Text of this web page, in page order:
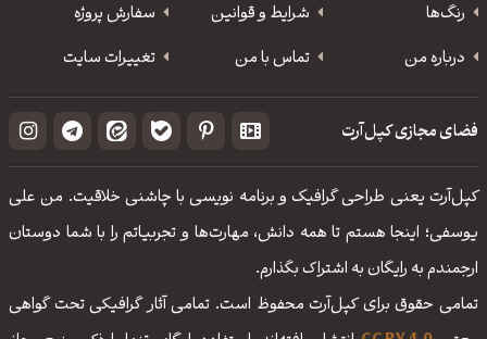
رنگ‌ها
شرایط و قوانین
سفارش پروژه
درباره من
تماس با من تغییرات سایت
فضای مجازی کپل‌آرت
کپل‌آرت یعنی طراحی گرافیک و برنامه نویسی با چاشنی خلاقیت. من علی
یوسفی؛ اینجا هستم تا همه دانش، مهارت‌‌ها و تجربیاتم را با شما دوستان
ارجمندم به رایگان به اشتراک بگذارم.
تمامی حقوق برای کپل‌آرت محفوظ است. تمامی آثار گرافیکی تحت گواهی